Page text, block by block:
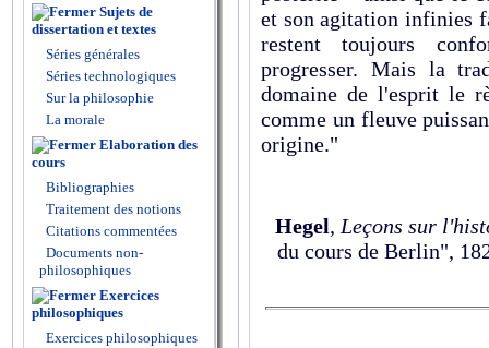
Sujets de
dissertation et textes
Séries générales
Séries technologiques
Sur la philosophie
La morale
Elaboration des
cours
Bibliographies
Traitement des notions
Citations commentées
Documents non-
philosophiques
Exercices
philosophiques
Exercices philosophiques
et son agitation infinies
restent toujours
progresser. Mais la
domaine de l'esprit le
comme un fleuve
origine."
Hegel, Leçons sur
du cours de Berlin",